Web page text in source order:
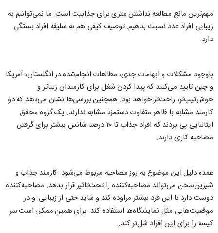
مهم‌ترین مانع مطالعه نداشتن متری برای جذابیت است. ما نمی‌توانیم به
زیبایی افراد عدد نسبت بدهیم. توصیف کیفی هم به سلیقه افراد بستگی
دارد.
باوجود مشکلات و ابهامات جدی، مطالعات انجام‌شده در انگلستان، آمریکا
و چین تایید می‌کنند که پیدا کردن شغل برای کارمندان زیباتر و
خوش‌تیپ‌تر، راحت‌تر خواهد بود. همچنین بررسی‌ها نشان می‌دهد که دو
کارمند مشابه با ظاهر متفاوت دستمزد مشابه ندارند. یک گروه محقق
ایتالیایی پی بردند که افراد جذاب تا ۲۰ درصد شانس بیشتر برای گرفتن
مصاحبه کاری دارند.
عمده دلیل این موضوع به روز مصاحبه مربوط می‌شود. کارمند جذاب و
شیرین‌سخن می‌تواند مصاحبه‌کننده را تحت‌تاثیر قرار بدهد. مصاحبه‌کننده
دوست دارد با این فرد بیشتر مراوده کند و شاید حتی از زیبایی او در
موقعیت‌هایی مثل نمایشگاه‌ها استفاده کند. برای همین ممکن است سر
کیسه را برای این افراد شل‌تر کند.